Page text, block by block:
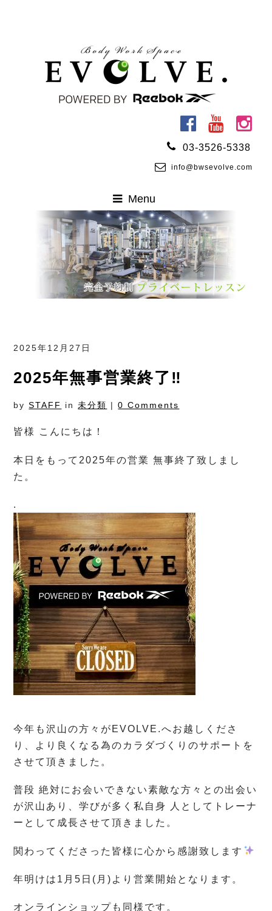
03-3526-5338
info@bwsevolve.com
2025年12月27日
2025年無事営業終了‼︎
bySTAFF in未分類 |0 Comments
皆様 こんにちは！
本日をもって2025年の営業 無事終了致しまし
た。
.
今年も沢山の方々がEVOLVE.へお越しくださ
り、より良くなる為のカラダづくりのサポートを
させて頂きました。
普段 絶対にお会いできない素敵な方々との出会い
が沢山あり、学びが多く私自身 人としてトレーナ
ーとして成長させて頂きました。
関わってくださった皆様に心から感謝致します
年明けは1月5日(月)より営業開始となります。
オンラインショップも同様です。